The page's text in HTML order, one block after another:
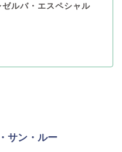
ルバ・エスペシャル
サン・ルー